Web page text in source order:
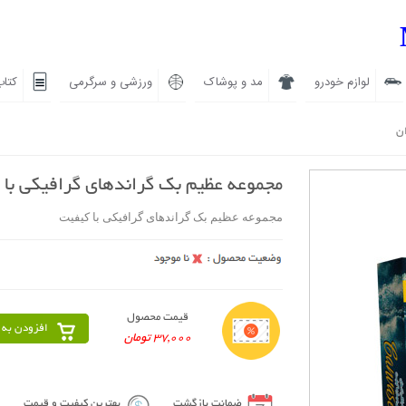
لوازم خودرو مد و پوشاک ورزشی و سرگرمی
مجموعه عظیم بک گراندهای گرافیکی
مجموعه عظیم بک گراندهای گرافیکی با کیفیت
قیمت محصول
37,000 تومان
افزودن